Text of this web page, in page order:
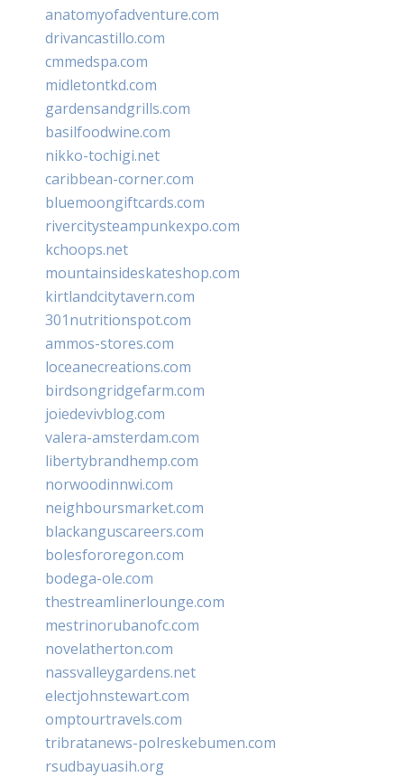
anatomyofadventure.com
drivancastillo.com
cmmedspa.com
midletontkd.com
gardensandgrills.com
basilfoodwine.com
nikko-tochigi.net
caribbean-corner.com
bluemoongiftcards.com
rivercitysteampunkexpo.com
kchoops.net
mountainsideskateshop.com
kirtlandcitytavern.com
301nutritionspot.com
ammos-stores.com
loceanecreations.com
birdsongridgefarm.com
joiedevivblog.com
valera-amsterdam.com
libertybrandhemp.com
norwoodinnwi.com
neighboursmarket.com
blackanguscareers.com
bolesfororegon.com
bodega-ole.com
thestreamlinerlounge.com
mestrinorubanofc.com
novelatherton.com
nassvalleygardens.net
electjohnstewart.com
omptourtravels.com
tribratanews-polreskebumen.com
rsudbayuasih.org